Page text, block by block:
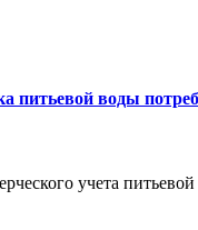
питьевой воды
учета